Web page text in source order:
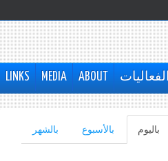
الفعاليات ABOUT
MEDIA
LINKS
بالشهر بالأسبوع باليوم (علامة
التبويب